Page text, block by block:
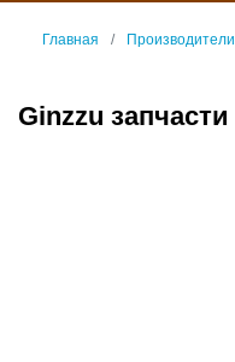
Главная Производители
Ginzzu запчасти